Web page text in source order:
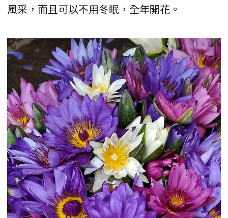
風采，而且可以不用冬眠，全年開花。